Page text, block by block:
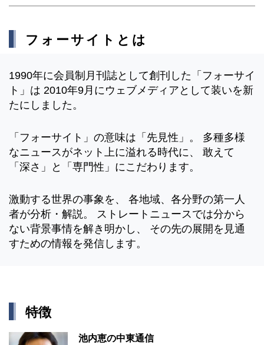
フォーサイトとは
1990年に会員制月刊誌として創刊した「フォーサイ
ト」は 2010年9月にウェブメディアとして装いを新
たにしました。
「フォーサイト」の意味は「先見性」。 多種多様
なニュースがネット上に溢れる時代に、 敢えて
「深さ」と「専門性」にこだわります。
激動する世界の事象を、 各地域、各分野の第一人
者が分析・解説。 ストレートニュースでは分から
ない背景事情を解き明かし、 その先の展開を見通
すための情報を発信します。
特徴
池内恵の中東通信